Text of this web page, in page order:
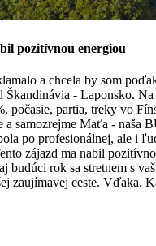
pozitívnou energiou
a chcela by som
Škandinávia - Laponsko. Na
počasie, partia, treky vo
a samozrejme Maťa - naša
po profesionálnej, ale i
zájazd ma nabil
budúci rok sa stretnem s
zaujímavej ceste. Vďaka.